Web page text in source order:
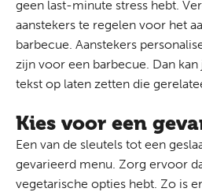
geen last-minute stress hebt.
aanstekers te regelen voor het
barbecue. Aanstekers
zijn voor een barbecue. Dan
tekst op laten zetten die
Kies voor een
Een van de sleutels tot een
gevarieerd menu. Zorg ervoor
vegetarische opties hebt. Zo is